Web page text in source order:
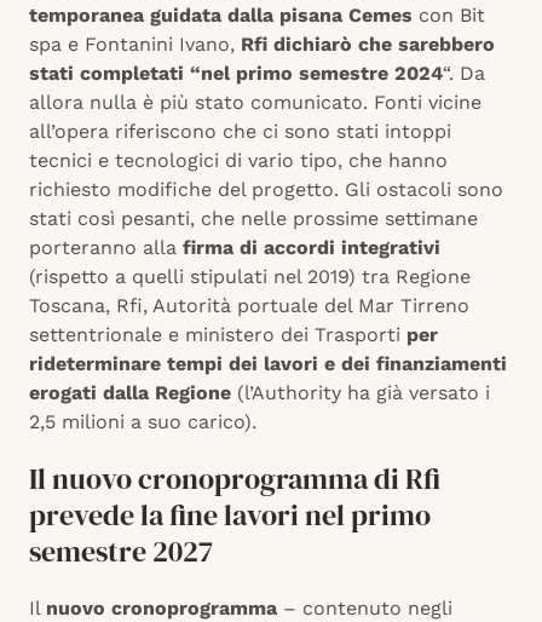
temporanea guidata dalla pisana Cemes con Bit
spa e Fontanini Ivano, Rfi dichiarò che sarebbero
stati completati “nel primo semestre 2024“. Da
allora nulla è più stato comunicato. Fonti vicine
all’opera riferiscono che ci sono stati intoppi
tecnici e tecnologici di vario tipo, che hanno
richiesto modifiche del progetto. Gli ostacoli sono
stati così pesanti, che nelle prossime settimane
porteranno alla firma di accordi integrativi
(rispetto a quelli stipulati nel 2019) tra Regione
Toscana, Rfi, Autorità portuale del Mar Tirreno
settentrionale e ministero dei Trasporti per
rideterminare tempi dei lavori e dei finanziamenti
erogati dalla Regione (l’Authority ha già versato i
2,5 milioni a suo carico).
Il nuovo cronoprogramma di Rfi
prevede la fine lavori nel primo
semestre 2027
Il nuovo cronoprogramma – contenuto negli